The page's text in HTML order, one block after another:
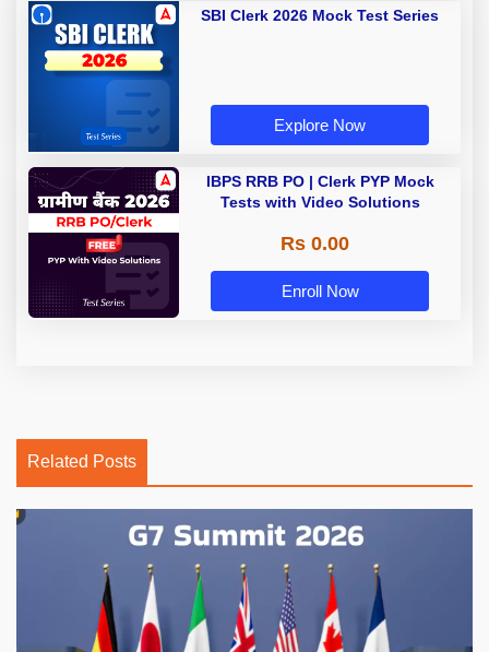
SBI Clerk 2026 Mock Test Series
Explore Now
IBPS RRB PO | Clerk PYP Mock
Tests with Video Solutions
Rs 0.00
Enroll Now
Related Posts